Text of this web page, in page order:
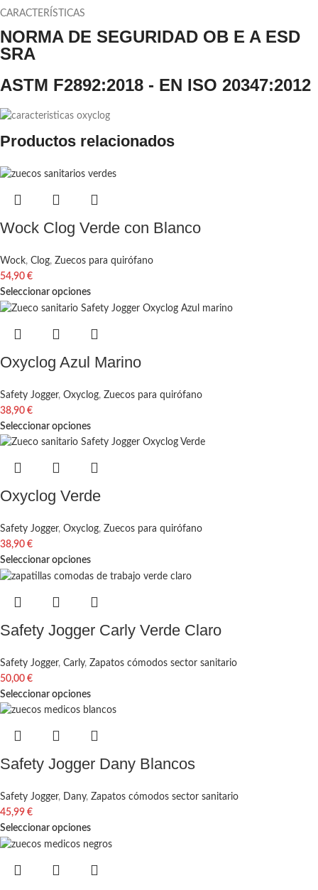
CARACTERÍSTICAS
NORMA DE SEGURIDAD OB E A ESD
SRA
ASTM F2892:2018 - EN ISO 20347:2012
Productos relacionados
Wock Clog Verde con Blanco
Wock, Clog, Zuecos para quirófano
54,90 €
Seleccionar opciones
Oxyclog Azul Marino
Safety Jogger, Oxyclog, Zuecos para quirófano
38,90 €
Seleccionar opciones
Oxyclog Verde
Safety Jogger, Oxyclog, Zuecos para quirófano
38,90 €
Seleccionar opciones
Safety Jogger Carly Verde Claro
Safety Jogger, Carly, Zapatos cómodos sector sanitario
50,00 €
Seleccionar opciones
Safety Jogger Dany Blancos
Safety Jogger, Dany, Zapatos cómodos sector sanitario
45,99 €
Seleccionar opciones